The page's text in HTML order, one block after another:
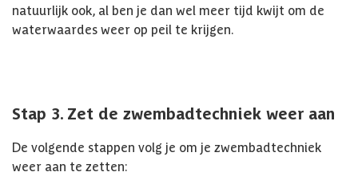
natuurlijk ook, al ben je dan wel meer tijd kwijt om de
waterwaardes weer op peil te krijgen.
Stap 3. Zet de zwembadtechniek weer aan
De volgende stappen volg je om je zwembadtechniek
weer aan te zetten: